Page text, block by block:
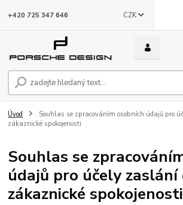
CZK
+420 725 347 646
Úvod
Souhlas se zpracováním osobních údajů pro
zákaznické spokojenosti
Souhlas se
údajů pro účely
zákaznické spokojenosti